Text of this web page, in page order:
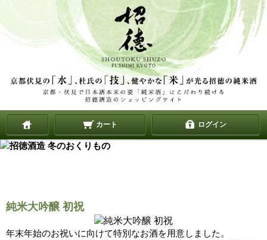
カート ログイン
純米大吟醸 初祝
年末年始のお祝いに向けて特別なお酒を用意しました。